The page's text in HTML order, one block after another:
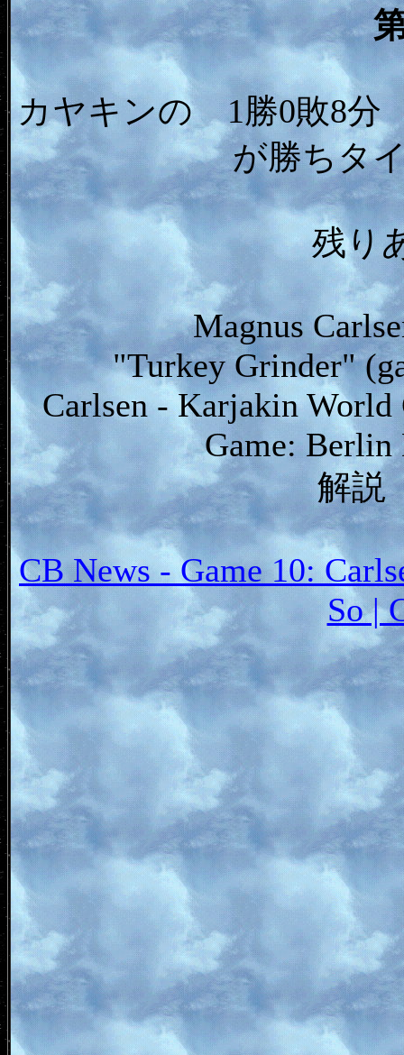
カヤキンの 1勝0敗8分
が勝ちタ
残り
Magnus
"Turkey Grinder"
Carlsen - Karjakin World
Game: Berlin
解
CB News - Game 10:
So |